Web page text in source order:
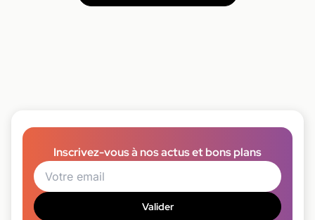
Inscrivez-vous à nos actus et bons plans
Valider